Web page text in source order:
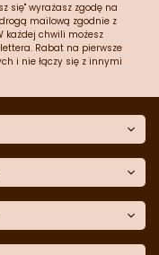
się" wyrażasz zgodę na
mailową zgodnie z
każdej chwili możesz
Rabat na pierwsze
i nie łączy się z innymi